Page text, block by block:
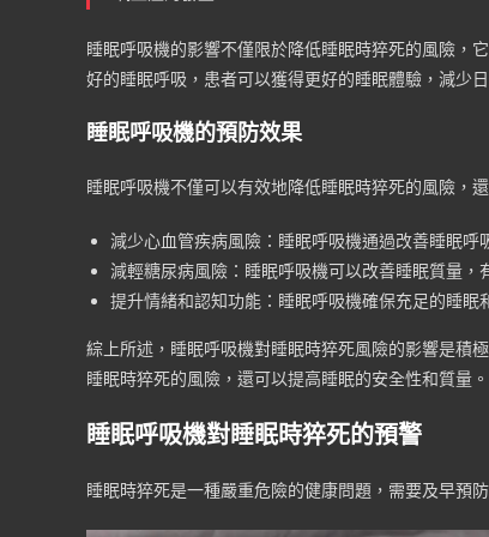
睡眠呼吸機的影響不僅限於降低睡眠時猝死的風險，
好的睡眠呼吸，患者可以獲得更好的睡眠體驗，減少
睡眠呼吸機的預防效果
睡眠呼吸機不僅可以有效地降低睡眠時猝死的風險，
減少心血管疾病風險：睡眠呼吸機通過改善睡眠呼
減輕糖尿病風險：睡眠呼吸機可以改善睡眠質量
提升情緒和認知功能：睡眠呼吸機確保充足的睡
綜上所述，睡眠呼吸機對睡眠時猝死風險的影響是積
睡眠時猝死的風險，還可以提高睡眠的安全性和質量。
睡眠呼吸機對睡眠時猝死的預警
睡眠時猝死是一種嚴重危險的健康問題，需要及早預